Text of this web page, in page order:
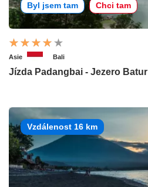
Byl jsem tam Chci tam
Asie Bali
Jízda Padangbai - Jezero Batur
Vzdálenost 16 km